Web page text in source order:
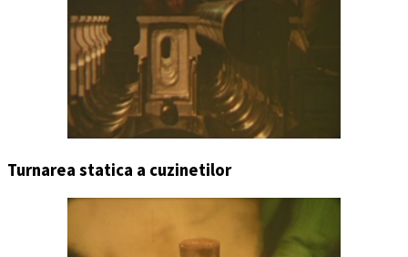
Turnarea statica a cuzinetilor